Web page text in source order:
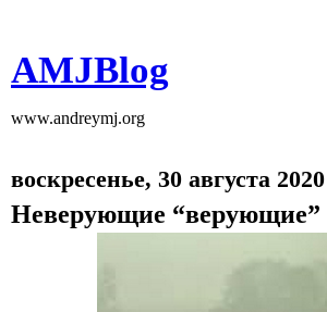
AMJBlog
www.andreymj.org
воскресенье, 30 августа 2020
Неверующие “верующие”